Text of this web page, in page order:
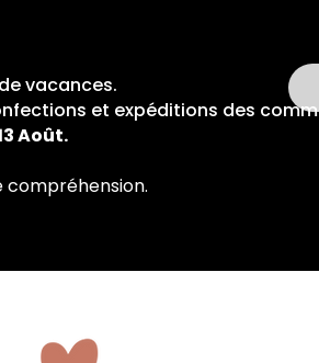
vacances.
et expéditions des
Août.